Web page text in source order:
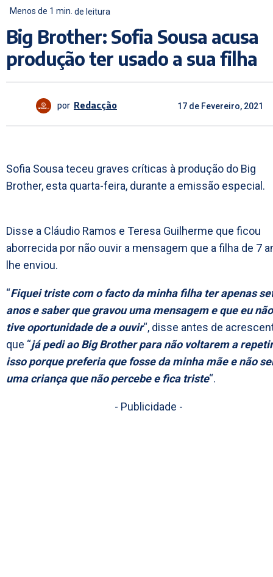
Menos de 1 min. de leitura
Big Brother: Sofia Sousa acusa
produção ter usado a sua filha
por Redacção 17 de Fevereiro, 2021
Sofia Sousa teceu graves críticas à produção do Big
Brother, esta quarta-feira, durante a emissão especial.
Disse a Cláudio Ramos e Teresa Guilherme que ficou
aborrecida por não ouvir a mensagem que a filha de 7
lhe enviou.
“Fiquei triste com o facto da minha filha ter apenas
anos e saber que gravou uma mensagem e que eu não
tive oportunidade de a ouvir“, disse antes de
que “já pedi ao Big Brother para não voltarem a repetir
isso porque preferia que fosse da minha mãe e não
uma criança que não percebe e fica triste“.
- Publicidade -